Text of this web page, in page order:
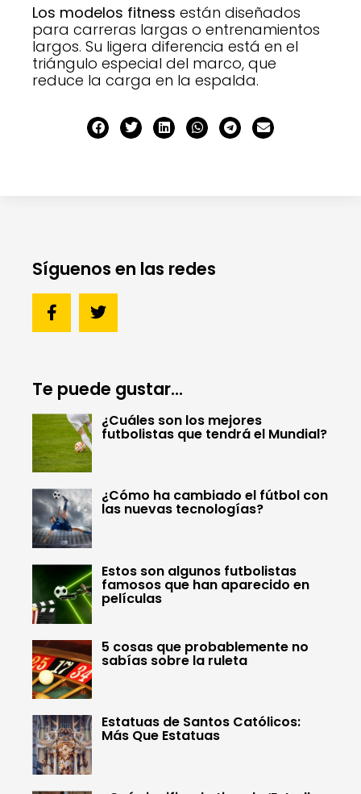
Los modelos fitness están diseñados
para carreras largas o entrenamientos
largos. Su ligera diferencia está en el
triángulo especial del marco, que
reduce la carga en la espalda.
Síguenos en las redes
Te puede gustar...
¿Cuáles son los mejores
futbolistas que tendrá el Mundial?
¿Cómo ha cambiado el fútbol con
las nuevas tecnologías?
Estos son algunos futbolistas
famosos que han aparecido en
películas
5 cosas que probablemente no
sabías sobre la ruleta
Estatuas de Santos Católicos:
Más Que Estatuas